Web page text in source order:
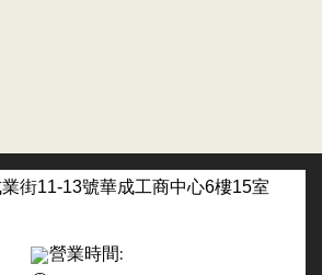
街11-13號華成工商中心6樓15室
營業時間: